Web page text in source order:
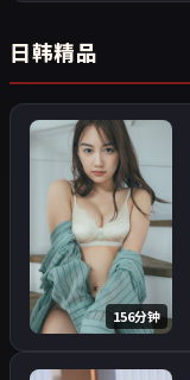
日韩精品
156分钟